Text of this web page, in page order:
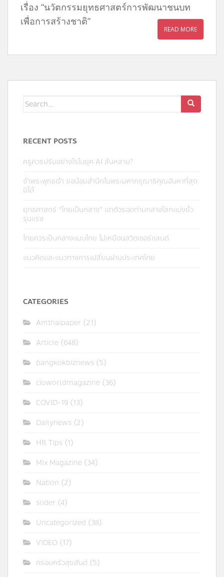
เรื่อง “นวัตกรรมยุทธศาสตร์การพัฒนาชนบท
เพื่อการสร้างชาติ”
READ MORE
Search
for:
RECENT POSTS
ครูควรปรับอย่างไรในยุค AI ล้นหลาม?
ข้าพระพุทธเจ้า ขอน้อมสำนึกในพระมหากรุณาธิคุณอันหาที่สุด
มิได้
ยุทธศาสตร์ “ไทยเป็นกลาง” เอาตัวรอดท่ามกลางโลกแบ่งขั้ว
รุนแรง
ไทยควรเป็นกลางแบบไทย ไม่เหมือนสวิตเซอร์แลนด์
แนวคิดและแนวทางการเปลี่ยนผ่านประเทศไทย
CATEGORIES
Amthaipaper (21)
Article (648)
bangkokbiznews (5)
cioworldmagazine (36)
COVID-19 (13)
Dailynews (2)
HR Tips (1)
Mix Magazine (34)
Nation (2)
slider (4)
Uncategorized (38)
VIDEO (17)
ครอบครัวสุขสันต์ (5)